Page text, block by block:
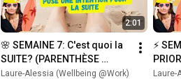
2:01
🌸 SEMAINE 7: C'est quoi la
SUITE? (PARENTHÈSE
ESTIVALE)
Laure-Alessia (Wellbeing @Work)
⚡️
Laure-